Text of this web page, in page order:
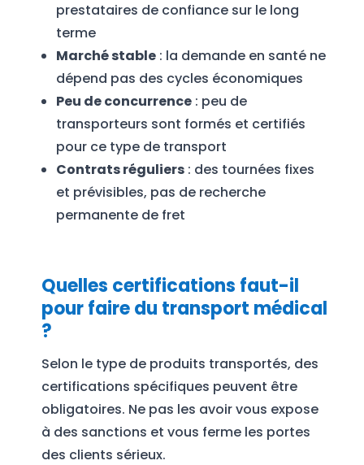
prestataires de confiance sur le long
terme
Marché stable: la demande en santé ne
dépend pas des cycles économiques
Peu de concurrence: peu de
transporteurs sont formés et certifiés
pour ce type de transport
Contrats réguliers: des tournées fixes
et prévisibles, pas de recherche
permanente de fret
Quelles certifications faut-il
pour faire du transport médical
?
Selon le type de produits transportés, des
certifications spécifiques peuvent être
obligatoires. Ne pas les avoir vous expose
à des sanctions et vous ferme les portes
des clients sérieux.